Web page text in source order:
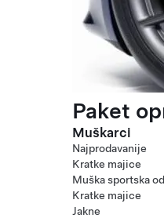
Paket
Muškarci
Najprodavanije
Kratke majice
Muška sportska
Kratke majice
Jakne